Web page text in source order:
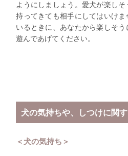
ようにしましょう。愛犬が楽し
持ってきても相手にしてはいけ
いるときに、あなたから楽しそ
遊んであげてください。
犬の気持ちや、しつけに関
＜犬の気持ち＞